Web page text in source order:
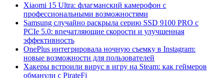
Xiaomi 15 Ultra: флагманский камерофон с
профессиональными возможностями
Samsung случайно раскрыла серию SSD 9100 PRO с
PCIe 5.0: впечатляющие скорости и улучшенная
эффективность
OnePlus интегрировала ночную съемку в Instagram:
новые возможности для пользователей
Хакеры встроили вирус в игру на Steam: как геймеров
обманули с PirateFi